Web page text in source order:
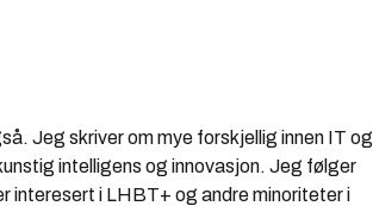
Jeg skriver om mye forskjellig innen IT og
intelligens og innovasjon. Jeg følger
interesert i LHBT+ og andre minoriteter i